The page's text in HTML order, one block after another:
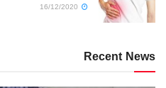
Recent News